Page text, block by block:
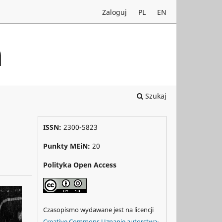
Szukaj
Zaloguj PL EN
ISSN: 2300-5823
Punkty MEiN: 20
Polityka Open Access
Czasopismo wydawane jest na licencji